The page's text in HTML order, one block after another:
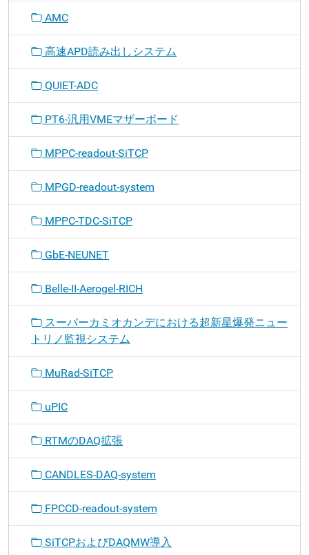
AMC
高速APD読み出しシステム
QUIET-ADC
PT6-汎用VMEマザーボード
MPPC-readout-SiTCP
MPGD-readout-system
MPPC-TDC-SiTCP
GbE-NEUNET
Belle-II-Aerogel-RICH
スーパーカミオカンデにおける超新星爆発ニュー
トリノ監視システム
MuRad-SiTCP
uPIC
RTMのDAQ拡張
CANDLES-DAQ-system
FPCCD-readout-system
SiTCPおよびDAQMW導入